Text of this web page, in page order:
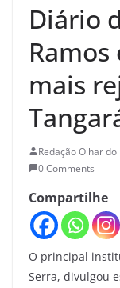
Diário
mais
Redação Olhar
0 Comments
Compartilhe
O principal
Serra, divulgou